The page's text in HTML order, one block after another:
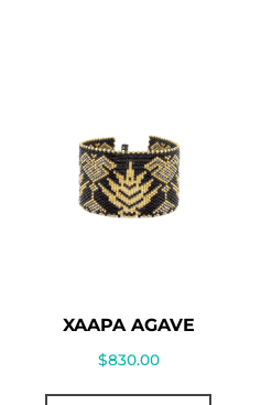
XAAPA AGAVE
$830.00